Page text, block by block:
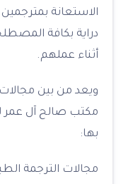
الاستعانة
دراية بكافة
أثناء عملهم.
ويعد من بين
مكتب صالح آل عمر
بها:
مجالات الترجمة